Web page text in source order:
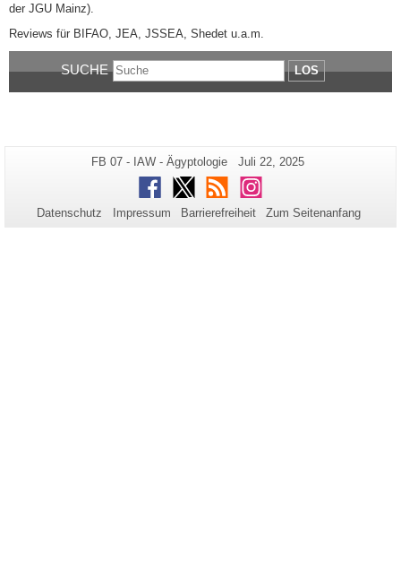
der JGU Mainz).
Reviews für BIFAO, JEA, JSSEA, Shedet u.a.m.
SUCHE LOS
Zusätzliche
Informationen
zu
dieser
Seiten-
FB 07 - IAW - Ägyptologie
Letzte
Aktualisierung:
Juli 22, 2025
Facebook
TwitterRSS Instagram
Datenschutz Impressum Barrierefreiheit Zum Seitenanfang